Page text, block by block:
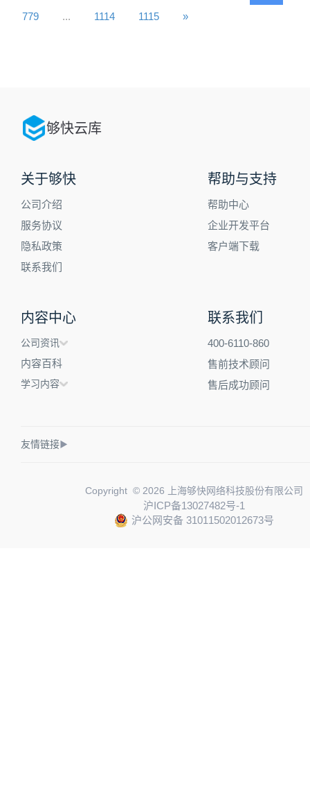
779
... 1114 1115 »
够快云库
关于够快
公司介绍
服务协议
隐私政策
联系我们
帮助与支持
帮助中心
企业开发平台
客户端下载
内容中心
公司资讯
内容百科
学习内容
联系我们
400-6110-860
售前技术顾问
售后成功顾问
友情链接▶
Copyright © 2026 上海够快网络科技股份有限公司
沪ICP备13027482号-1
沪公网安备 31011502012673号